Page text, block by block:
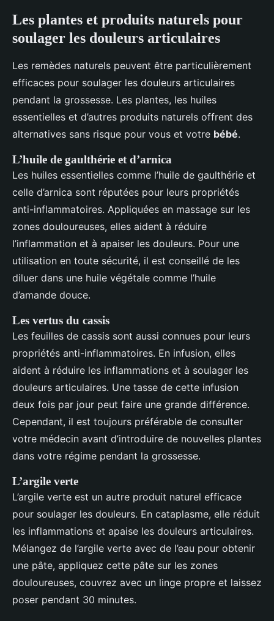
Les plantes et produits naturels pour
soulager les douleurs articulaires
Les remèdes naturels peuvent être particulièrement
efficaces pour soulager les douleurs articulaires
pendant la grossesse. Les plantes, les huiles
essentielles et d’autres produits naturels offrent des
alternatives sans risque pour vous et votre bébé.
L’huile de gaulthérie et d’arnica
Les huiles essentielles comme l’huile de gaulthérie et
celle d’arnica sont réputées pour leurs propriétés
anti-inflammatoires. Appliquées en massage sur les
zones douloureuses, elles aident à réduire
l’inflammation et à apaiser les douleurs. Pour une
utilisation en toute sécurité, il est conseillé de les
diluer dans une huile végétale comme l’huile
d’amande douce.
Les vertus du cassis
Les feuilles de cassis sont aussi connues pour leurs
propriétés anti-inflammatoires. En infusion, elles
aident à réduire les inflammations et à soulager les
douleurs articulaires. Une tasse de cette infusion
deux fois par jour peut faire une grande différence.
Cependant, il est toujours préférable de consulter
votre médecin avant d’introduire de nouvelles plantes
dans votre régime pendant la grossesse.
L’argile verte
L’argile verte est un autre produit naturel efficace
pour soulager les douleurs. En cataplasme, elle réduit
les inflammations et apaise les douleurs articulaires.
Mélangez de l’argile verte avec de l’eau pour obtenir
une pâte, appliquez cette pâte sur les zones
douloureuses, couvrez avec un linge propre et laissez
poser pendant 30 minutes.